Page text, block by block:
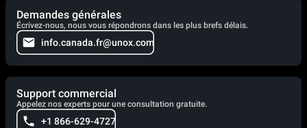
Demandes générales
Écrivez-nous, nous vous répondrons dans les plus brefs délais.
info.canada.fr@unox.com
Support commercial
Appelez nos experts pour une consultation gratuite.
+1 866-629-4727